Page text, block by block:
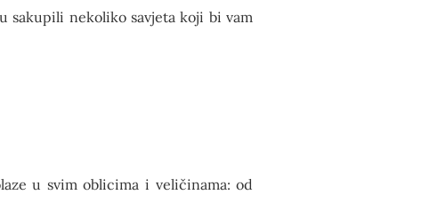
sakupili nekoliko savjeta koji bi vam
u svim oblicima i veličinama: od